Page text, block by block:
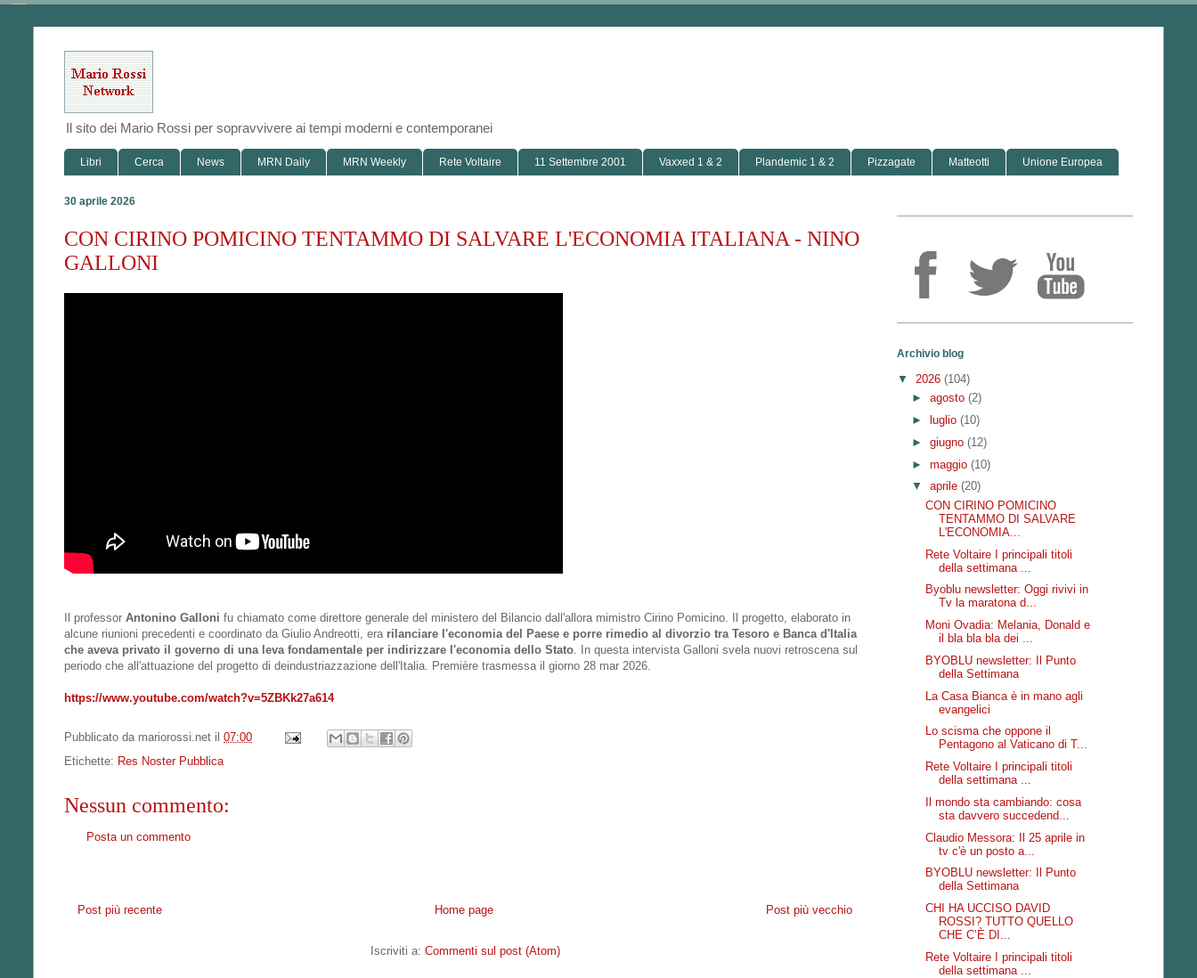
Il sito dei Mario Rossi per sopravvivere ai tempi moderni e contemporanei
Libri Cerca News MRN Daily MRN Weekly Rete Voltaire 11 Settembre 2001 Vaxxed 1 & 2 Plandemic 1 & 2 Pizzagate Matteotti Unione Europea
30 aprile 2026
CON CIRINO POMICINO TENTAMMO DI SALVARE L'ECONOMIA ITALIANA - NINO
GALLONI
Il professor Antonino Galloni fu chiamato come direttore generale del ministero del Bilancio dall'allora mimistro Cirino Pomicino. Il progetto, elaborato in
alcune riunioni precedenti e coordinato da Giulio Andreotti, era rilanciare l'economia del Paese e porre rimedio al divorzio tra Tesoro e Banca d'Italia
che aveva privato il governo di una leva fondamentale per indirizzare l'economia dello Stato . In questa intervista Galloni svela nuovi retroscena sul
periodo che all'attuazione del progetto di deindustriazzazione dell'Italia. Première trasmessa il giorno 28 mar 2026.
https://www.youtube.com/watch?v=5ZBKk27a614
Pubblicato da mariorossi.net il 07:00
Etichette: Res Noster Pubblica
Nessun commento:
Posta un commento
Post più recente Post più vecchio
Home page
Iscriviti a: Commenti sul post (Atom)
Archivio blog
▼ 2026 (104)
► agosto (2)
►
luglio (10)
► giugno (12)
► maggio (10)
▼ aprile (20)
CON CIRINO POMICINO
TENTAMMO DI SALVARE
L'ECONOMIA...
Rete Voltaire I principali titoli
della settimana ...
Byoblu newsletter: Oggi rivivi in
Tv la maratona d...
Moni Ovadia: Melania, Donald e
il bla bla bla dei ...
BYOBLU newsletter: Il Punto
della Settimana
La Casa Bianca è in mano agli
evangelici
Lo scisma che oppone il
Pentagono al Vaticano di T...
Rete Voltaire I principali titoli
della settimana ...
Il mondo sta cambiando: cosa
sta davvero succedend...
Claudio Messora: Il 25 aprile in
tv c'è un posto a...
BYOBLU newsletter: Il Punto
della Settimana
CHI HA UCCISO DAVID
ROSSI? TUTTO QUELLO
CHE C’È DI...
Rete Voltaire I principali titoli
della settimana ...